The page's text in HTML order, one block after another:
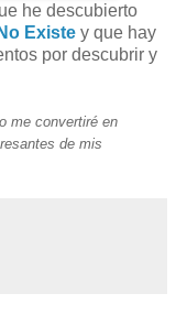
he descubierto
Existe y que hay
por descubrir y
me convertiré en
de mis